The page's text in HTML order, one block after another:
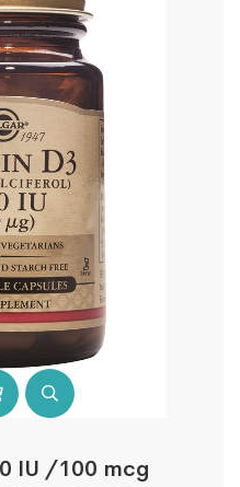
IU /100 mcg